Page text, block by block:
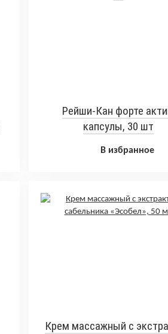
Рейши-Кан форте
капсулы, 30 шт
В избранное
Крем массажный с